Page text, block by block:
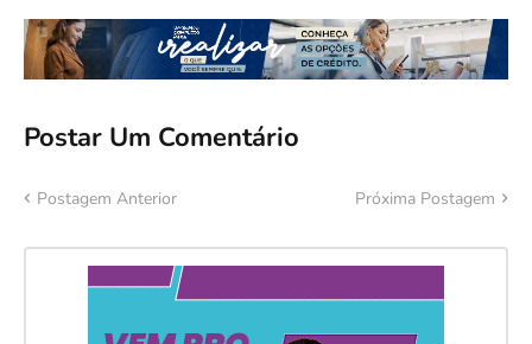
Postar Um Comentário
Postagem Anterior Próxima Postagem